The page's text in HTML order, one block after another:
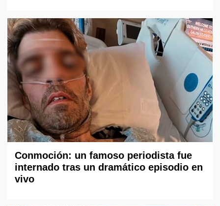
Conmoción: un famoso periodista fue
internado tras un dramático episodio en
vivo